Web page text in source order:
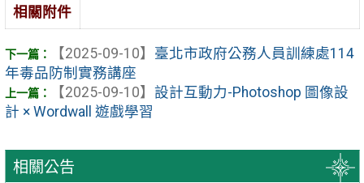
相關公告
相關附件
【2025-09-10】 臺北市政府公務人員訓練處114
年毒品防制實務講座
【2025-09-10】 設計互動力-Photoshop 圖像設
計 × Wordwall 遊戲學習